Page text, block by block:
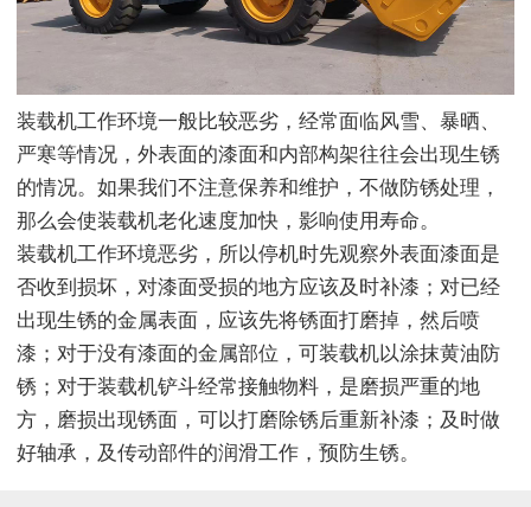
装载机工作环境一般比较恶劣，经常面临风雪、暴晒、
严寒等情况，外表面的漆面和内部构架往往会出现生锈
的情况。如果我们不注意保养和维护，不做防锈处理，
那么会使装载机老化速度加快，影响使用寿命。
装载机工作环境恶劣，所以停机时先观察外表面漆面是
否收到损坏，对漆面受损的地方应该及时补漆；对已经
出现生锈的金属表面，应该先将锈面打磨掉，然后喷
漆；对于没有漆面的金属部位，可装载机以涂抹黄油防
锈；对于装载机铲斗经常接触物料，是磨损严重的地
方，磨损出现锈面，可以打磨除锈后重新补漆；及时做
好轴承，及传动部件的润滑工作，预防生锈。